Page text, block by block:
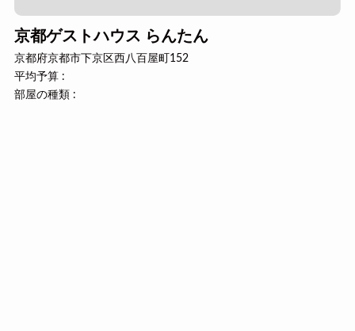
京都ゲストハウス らんたん
京都府京都市下京区西八百屋町152
平均予算 :
部屋の種類 :